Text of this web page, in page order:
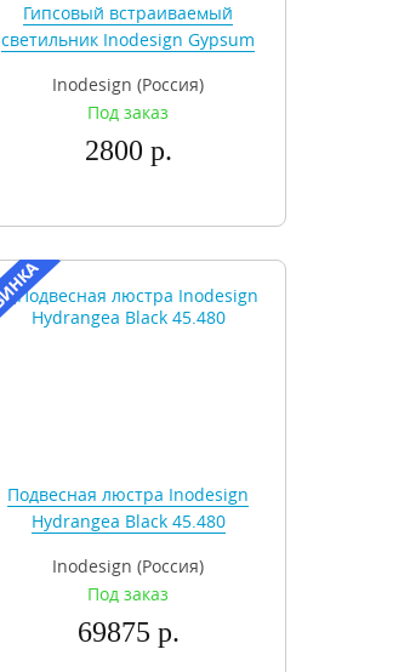
Гипсовый встраиваемый
светильник Inodesign Gypsum
Inodesign (Россия)
Под заказ
2800 р.
Подвесная люстра Inodesign
Hydrangea Black 45.480
Inodesign (Россия)
Под заказ
69875 р.